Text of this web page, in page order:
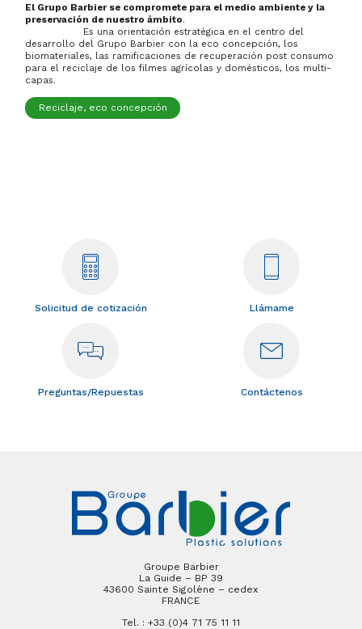
El Grupo Barbier se compromete para el medio ambiente y la
preservación de nuestro ámbito.
Es una orientación estratégica en el centro del
desarrollo del Grupo Barbier con la eco concepción, los
biomateriales, las ramificaciones de recuperación post consumo
para el reciclaje de los filmes agrícolas y domésticos, los multi-
capas.
Reciclaje, eco concepción
Solicitud de cotización Llámame
Preguntas/Repuestas Contáctenos
Groupe Barbier
La Guide – BP 39
43600 Sainte Sigolène – cedex
FRANCE
Tel. : +33 (0)4 71 75 11 11